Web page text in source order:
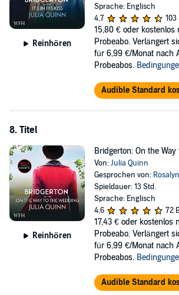
Reinhören
Sprache: Englisch
4,7
15,80 € oder kostenlos
Probeabo. Verlängert
für 6,99 €/Monat nach
Probeabos.
Audible Standard
8. Titel
Reinhören
Bridgerton: On the
Von:Julia Quinn
Gesprochen von:
Spieldauer: 13 Std.
Sprache: Englisch
4,6
72
17,43 € oder kostenlos
Probeabo. Verlängert
für 6,99 €/Monat nach
Probeabos.
Audible Standard